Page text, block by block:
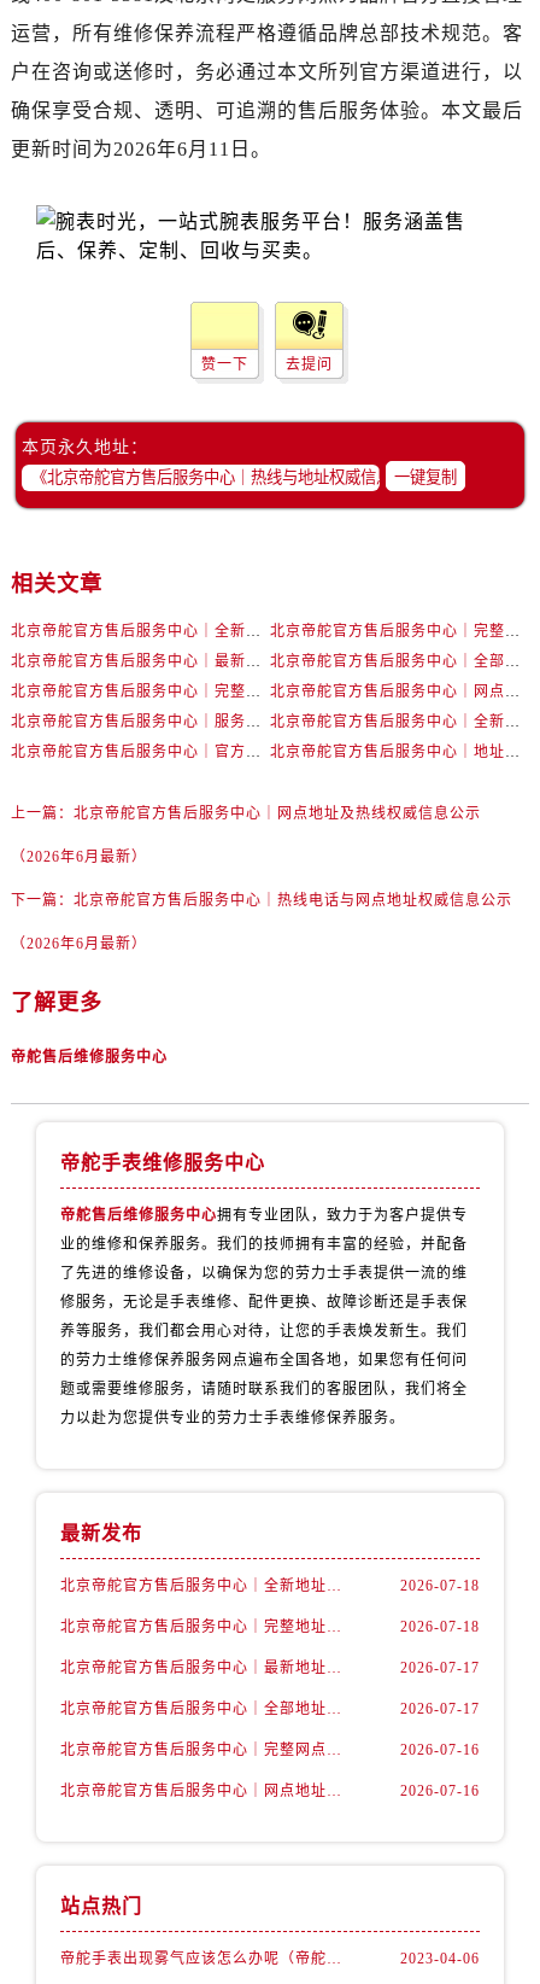
运营，所有维修保养流程严格遵循品牌总部技术规范。客
户在咨询或送修时，务必通过本文所列官方渠道进行，以
确保享受合规、透明、可追溯的售后服务体验。本文最后
更新时间为2026年6月11日。
赞一下 去提问
本页永久地址：
一键复制
相关文章
北京帝舵官方售后服务中心｜全新地址及售后电话权威信息公示（2026年7月最新）
北京帝舵官方售后服务中心｜完整地址及服务热线权威信息公示（2026年7月最新）
北京帝舵官方售后服务中心｜最新地址与官方维修热线权威信息公示（2026年7月最新）
北京帝舵官方售后服务中心｜全部地址与售后热线电话权威信息公示（2026年7月最新）
北京帝舵官方售后服务中心｜完整网点地址及官方热线权威信息公示（2026年7月最新）
北京帝舵官方售后服务中心｜网点地址及服务热线权威信息公示（2026年7月最新）
北京帝舵官方售后服务中心｜服务热线及全部网点地址权威信息公示（2026年7月最新）
北京帝舵官方售后服务中心｜全新维修地址及官方热线权威信息公示（2026年7月最新）
北京帝舵官方售后服务中心｜官方地址及售后服务电话权威信息公示（2026年7月最新）
北京帝舵官方售后服务中心｜地址与客户服务热线权威信息公示（2026年7月最新）
上一篇： 北京帝舵官方售后服务中心｜网点地址及热线权威信息公示
（2026年6月最新）
下一篇： 北京帝舵官方售后服务中心｜热线电话与网点地址权威信息公示
（2026年6月最新）
了解更多
帝舵售后维修服务中心
帝舵手表维修服务中心
帝舵售后维修服务中心拥有专业团队，致力于为客户提供专
业的维修和保养服务。我们的技师拥有丰富的经验，并配备
了先进的维修设备，以确保为您的劳力士手表提供一流的维
修服务，无论是手表维修、配件更换、故障诊断还是手表保
养等服务，我们都会用心对待，让您的手表焕发新生。我们
的劳力士维修保养服务网点遍布全国各地，如果您有任何问
题或需要维修服务，请随时联系我们的客服团队，我们将全
力以赴为您提供专业的劳力士手表维修保养服务。
最新发布
北京帝舵官方售后服务中心｜全新地址及售后电话权威信息公示（2026年7月最新） 2026-07-18
北京帝舵官方售后服务中心｜完整地址及服务热线权威信息公示（2026年7月最新） 2026-07-18
北京帝舵官方售后服务中心｜最新地址与官方维修热线权威信息公示（2026年7月最新） 2026-07-17
北京帝舵官方售后服务中心｜全部地址与售后热线电话权威信息公示（2026年7月最新） 2026-07-17
北京帝舵官方售后服务中心｜完整网点地址及官方热线权威信息公示（2026年7月最新） 2026-07-16
北京帝舵官方售后服务中心｜网点地址及服务热线权威信息公示（2026年7月最新） 2026-07-16
站点热门
帝舵手表出现雾气应该怎么办呢（帝舵手表出现雾气的解决办法） 2023-04-06